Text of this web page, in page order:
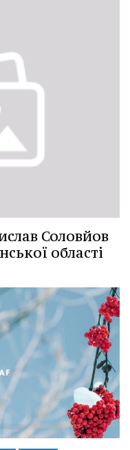
Соловйов
області